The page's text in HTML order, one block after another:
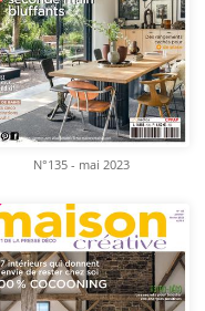
N°135 - mai 2023